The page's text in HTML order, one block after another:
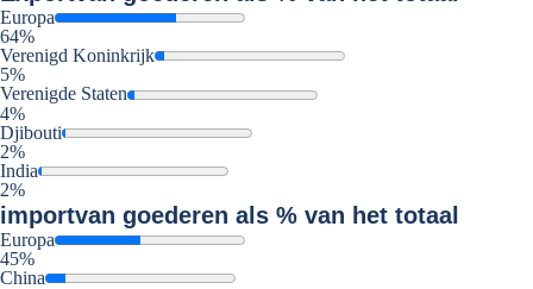
Europa
64%
Verenigd Koninkrijk
5%
Verenigde Staten
4%
Djibouti
2%
India
2%
importvan goederen als % van het totaal
Europa
45%
China